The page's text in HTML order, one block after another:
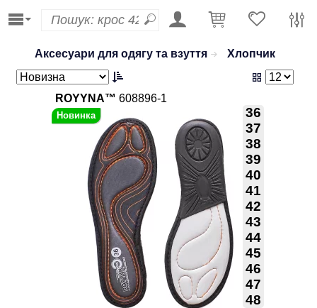
Аксесуари для одягу та взуття Хлопчик
ROYYNA™ 608896-1
36
37
38
39
40
41
42
43
44
45
46
47
48